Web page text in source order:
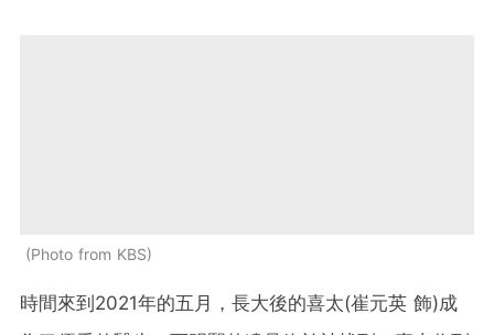
Photo from KBS
時間來到2021年的五月，長大後的喜太(崔元英 飾)成